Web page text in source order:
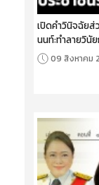
เปิดคำวินิจฉัยส่
นนท์:ทำลายวินั
09 สิงหาคม